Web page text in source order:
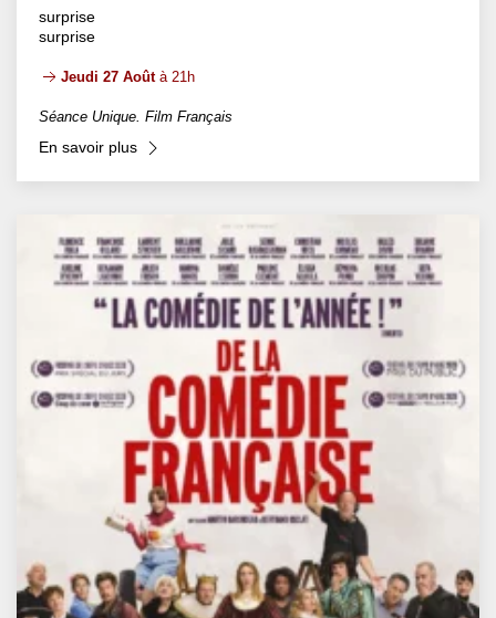
surprise
surprise
Jeudi 27 Aoûtà 21h
Séance Unique. Film Français
En savoir plus